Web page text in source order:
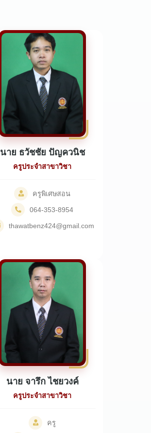
นาย ธวัชชัย ปัญควนิช
ครูประจำสาขาวิชา
ครูพิเศษสอน
064-353-8954
thawatbenz424@gmail.com
นาย จารึก ไชยวงค์
ครูประจำสาขาวิชา
ครู